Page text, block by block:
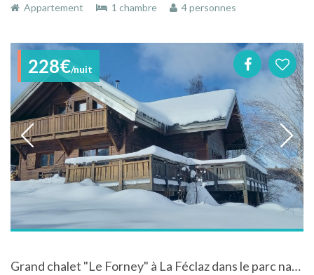
Appartement
1 chambre 4 personnes
228€/nuit
Grand chalet "Le Forney" à La Féclaz dans le parc naturel des Bauges en Savoie